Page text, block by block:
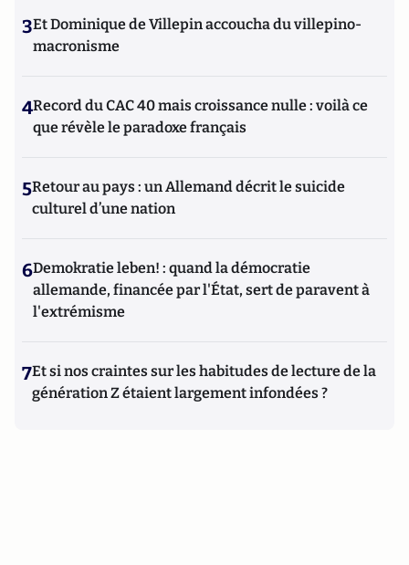
3Et Dominique de Villepin accoucha du villepino-
macronisme
4Record du CAC 40 mais croissance nulle : voilà ce
que révèle le paradoxe français
5Retour au pays : un Allemand décrit le suicide
culturel d’une nation
6Demokratie leben! : quand la démocratie
allemande, financée par l'État, sert de paravent à
l'extrémisme
7Et si nos craintes sur les habitudes de lecture de la
génération Z étaient largement infondées ?